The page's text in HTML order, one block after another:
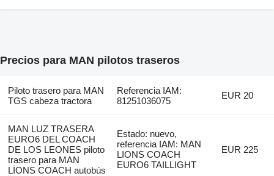
Precios para MAN pilotos traseros
Piloto trasero para MAN
TGS cabeza tractora
Referencia IAM:
81251036075
EUR 20
MAN LUZ TRASERA
EURO6 DEL COACH
DE LOS LEONES piloto
trasero para MAN
LİONS COACH autobús
Estado: nuevo,
referencia IAM: MAN
LIONS COACH
EURO6 TAILLIGHT
EUR 225